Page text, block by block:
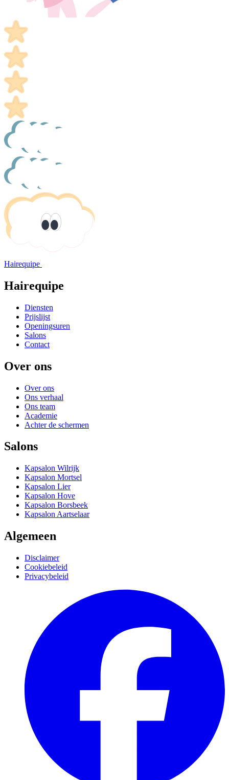
Hairequipe
Hairequipe
Diensten
Prijslijst
Openingsuren
Salons
Contact
Over ons
Over ons
Ons verhaal
Ons team
Academie
Achter de schermen
Salons
Kapsalon Wilrijk
Kapsalon Mortsel
Kapsalon Lier
Kapsalon Hove
Kapsalon Borsbeek
Kapsalon Aartselaar
Algemeen
Disclaimer
Cookiebeleid
Privacybeleid